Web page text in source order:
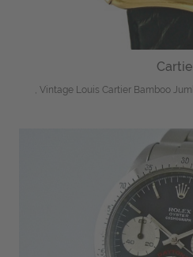
, Vintage Louis Cartier Bamboo